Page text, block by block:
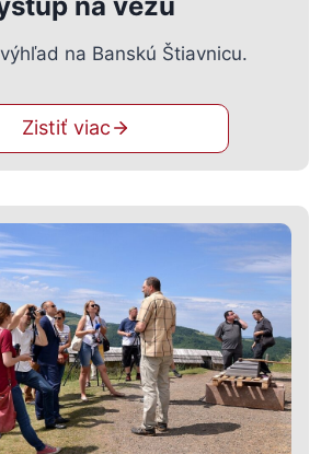
na Banskú Štiavnicu.
Zistiť viac